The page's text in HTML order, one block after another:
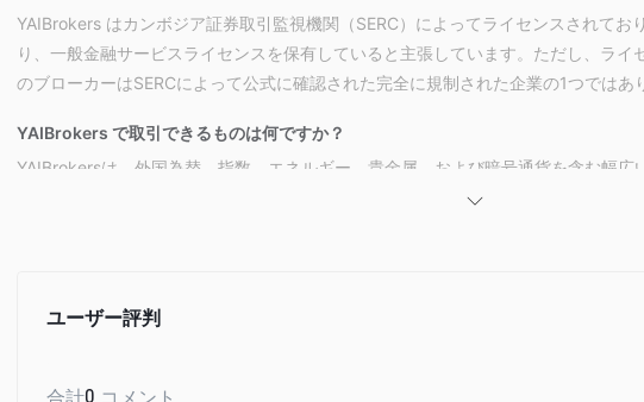
YAIBrokers はカンボジア証券取引監視機関（SERC）によってライセンスされて
り、一般金融サービスライセンスを保有していると主張しています。ただし、ライ
のブローカーはSERCによって公式に確認された完全に規制された企業の1つではあ
YAIBrokers で取引できるものは何ですか？
YAIBrokersは、外国為替、指数、エネルギー、貴金属、および暗号通貨を含む幅
一部の口座タイプにはスワップフリー（イスラム）口座の代替案が提供されており
YAIBrokersは最大1:2000
のレバレッジを提供し、トレーダーが比較的少額の資本
ユーザー評判
合計0 コメント